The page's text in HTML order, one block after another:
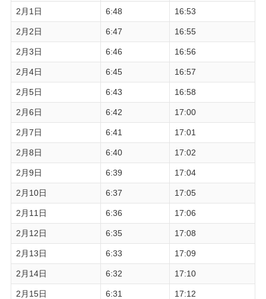
2月1日 6:48 16:53
2月2日 6:47 16:55
2月3日 6:46 16:56
2月4日 6:45 16:57
2月5日 6:43 16:58
2月6日 6:42 17:00
2月7日 6:41 17:01
2月8日 6:40 17:02
2月9日 6:39 17:04
2月10日 6:37 17:05
2月11日 6:36 17:06
2月12日 6:35 17:08
2月13日 6:33 17:09
2月14日 6:32 17:10
2月15日 6:31 17:12